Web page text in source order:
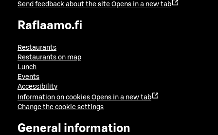
Send feedback about the site Opens in a new tab
Raflaamo.fi
Restaurants
Restaurants on map
Lunch
Events
Accessibility
Information on cookies Opens in a new tab
Change the cookie settings
General information